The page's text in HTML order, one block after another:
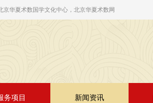
华夏术数国学文化中心，北京华夏术数网
务项目 新闻资讯